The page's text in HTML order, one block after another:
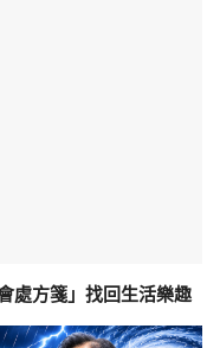
處方箋」找回生活樂趣